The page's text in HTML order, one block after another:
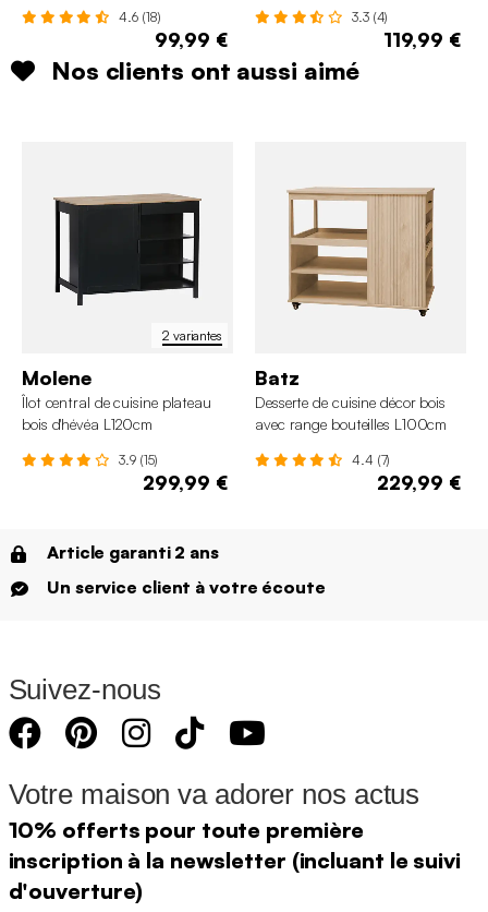
4.6 (18)
99,99 €
3.3 (4)
119,99 €
Nos clients ont aussi aimé
2 variantes
Molene
Îlot central de cuisine plateau
bois d'hévéa L120cm
3.9 (15)
299,99 €
Batz
Desserte de cuisine décor bois
avec range bouteilles L100cm
4.4 (7)
229,99 €
Article garanti 2 ans
Un service client à votre écoute
Suivez-nous
Votre maison va adorer nos actus
10% offerts pour toute première
inscription à la newsletter (incluant le suivi
d'ouverture)